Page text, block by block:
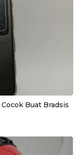
Buat Bradsis